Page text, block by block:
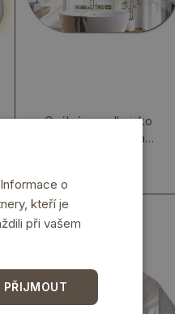
Oválné zrcadlo jako
elegantní nástěnná
o
kteří je
při vašem
PŘIJMOUT